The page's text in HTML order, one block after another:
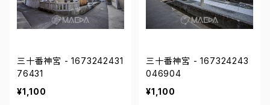
三十番神宮 - 1673242431
76431
¥1,100
三十番神宮 - 167324243
046904
¥1,100